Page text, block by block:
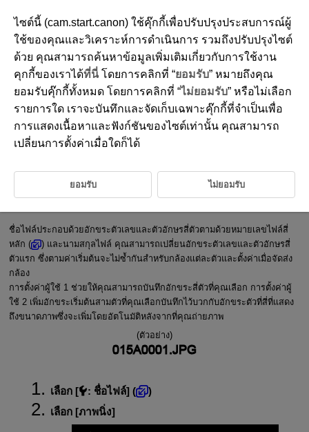
D388-205
การตั้งชื่อไฟล์
การบันทึก/การเปลี่ยนชื่อไฟล์ภาพนิ่ง
การตั้งค่าชื่อไฟล์ภาพเคลื่อนไหว
การบันทึก/การเปลี่ยนชื่อไฟล์ภาพนิ่ง
ชื่อไฟล์ประกอบด้วยอักขระตัวเลขและตัวอักษรสี่ตัวตามด้วยหมายเลขไฟล์สี่
หลัก (
) และนามสกุลไฟล์ คุณสามารถเปลี่ยนอักขระตัวเลขและตัวอักษรสี่
ตัวแรก ซึ่งตามค่าเริ่มต้นจะไม่ซ้ำกันสำหรับกล้องแต่ละตัวและตั้งค่าเมื่อจัดส่ง
กล้อง
การตั้งค่าผู้ใช้ 1 ช่วยให้คุณสามารถบันทึกอักขระสี่ตัวที่คุณเลือก การตั้งค่าผู้
ใช้ 2 เพิ่มอักขระเริ่มต้นสามตัวที่คุณเลือกบันทึกไว้บวกกับอักขระตัวที่สี่ที่แสดง
ถึงขนาดภาพซึ่งจะเพิ่มโดยอัตโนมัติหลังจากที่คุณถ่ายภาพ
(ตัวอย่าง)
เลือก [ : ชื่อไฟล์] (
)
เลือก [ภาพนิ่ง]
ไซต์นี้ (cam.start.canon) ใช้คุ๊กกี้เพื่อปรับปรุงประสบการณ์ผู้
ใช้ของคุณและวิเคราะห์การดำเนินการ รวมถึงปรับปรุงไซต์
ด้วย คุณสามารถค้นหาข้อมูลเพิ่มเติมเกี่ยวกับการใช้งาน
คุกกี้ของเราได้ที่นี่โดยการคลิกที่ “ยอมรับ” หมายถึงคุณ
ยอมรับคุ๊กกี้ทั้งหมด โดยการคลิกที่ “ไม่ยอมรับ” หรือไม่เลือก
รายการใด เราจะบันทึกและจัดเก็บเฉพาะคุ๊กกี้ที่จำเป็นเพื่อ
การแสดงเนื้อหาและฟังก์ชันของไซต์เท่านั้น คุณสามารถ
เปลี่ยนการตั้งค่าเมื่อใดก็ได้
ยอมรับ ไม่ยอมรับ